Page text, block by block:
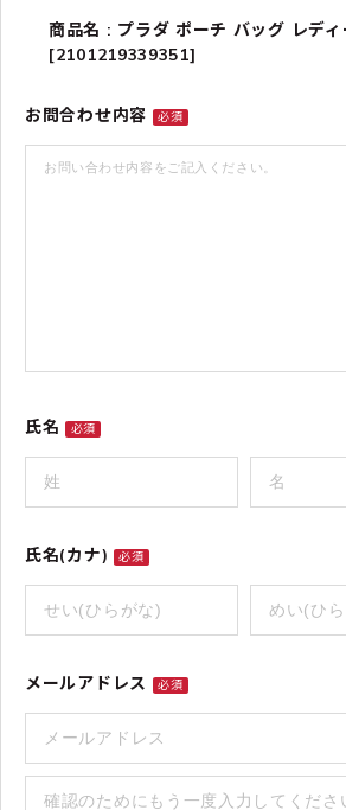
商品名 : プラダ ポーチ バッグ レディ
[2101219339351]
お問合わせ内容 必須
氏名 必須
氏名(カナ) 必須
メールアドレス 必須